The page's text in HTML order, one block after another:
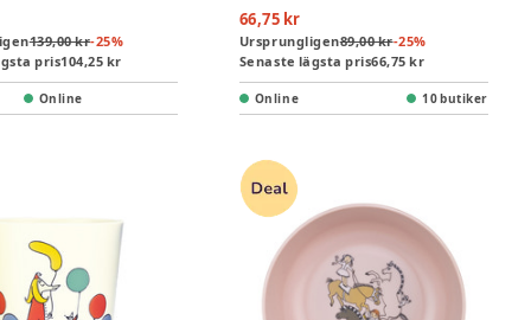
139,00 kr-25%
pris104,25 kr
Online
66,75 kr
Ursprungligen89,00 kr-25%
Senaste lägsta pris66,75 kr
Online 10 butiker